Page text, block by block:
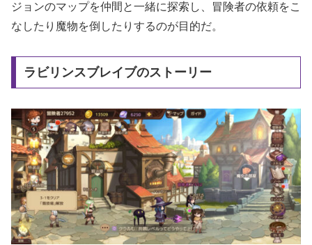
ジョンのマップを仲間と一緒に探索し、冒険者の依頼をこ
なしたり魔物を倒したりするのが目的だ。
ラビリンスブレイブのストーリー